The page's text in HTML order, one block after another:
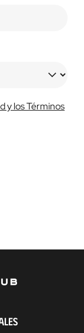
y los Términos